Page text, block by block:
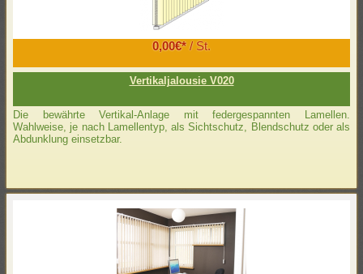
0,00€*/ St.
Vertikaljalousie V020
Die bewährte Vertikal-Anlage mit federgespannten Lamellen.
Wahlweise, je nach Lamellentyp, als Sichtschutz, Blendschutz oder als
Abdunklung einsetzbar.